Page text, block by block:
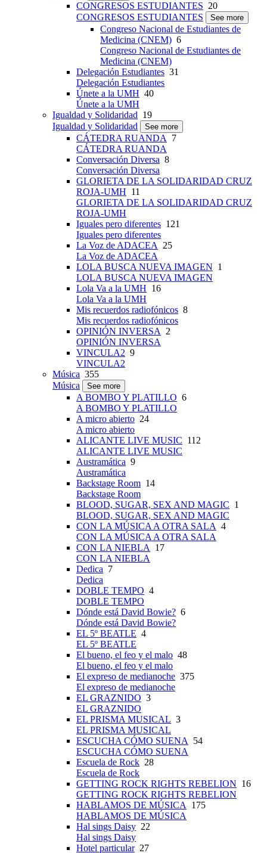
CONGRESOS ESTUDIANTES 20
CONGRESOS ESTUDIANTES
See more
Congreso Nacional de Estudiantes de
Medicina (CNEM) 6
Congreso Nacional de Estudiantes de
Medicina (CNEM)
Delegación Estudiantes 31
Delegación Estudiantes
Únete a la UMH 40
Únete a la UMH
Igualdad y Solidaridad 19
Igualdad y Solidaridad
See more
CÁTEDRA RUANDA
7
CÁTEDRA RUANDA
Conversación Diversa 8
Conversación Diversa
GLORIETA DE LA SOLIDARIDAD CRUZ
ROJA-UMH 11
GLORIETA DE LA SOLIDARIDAD CRUZ
ROJA-UMH
Iguales pero diferentes 121
Iguales pero diferentes
La Voz de ADACEA
25
La Voz de ADACEA
LOLA BUSCA NUEVA IMAGEN 1
LOLA BUSCA NUEVA IMAGEN
Lola Va a la UMH 16
Lola Va a la UMH
Mis recuerdos radiofónicos 8
Mis recuerdos radiofónicos
OPINIÓN INVERSA
2
OPINIÓN INVERSA
VINCULA2 9
VINCULA2
Música 355
Música
See more
A BOMBO Y PLATILLO 6
A BOMBO Y PLATILLO
A micro abierto 24
A micro abierto
ALICANTE LIVE MUSIC 112
ALICANTE LIVE MUSIC
Austramática 9
Austramática
Backstage Room 14
Backstage Room
BLOOD, SUGAR, SEX AND MAGIC 1
BLOOD, SUGAR, SEX AND MAGIC
CON LA MÚSICA A OTRA SALA 4
CON LA MÚSICA A OTRA SALA
CON LA NIEBLA
17
CON LA NIEBLA
Dedica 7
Dedica
DOBLE TEMPO 4
DOBLE TEMPO
Dónde está David Bowie? 6
Dónde está David Bowie?
EL 5º BEATLE 4
EL 5º BEATLE
El bueno, el feo y el malo 48
El bueno, el feo y el malo
El expreso de medianoche 375
El expreso de medianoche
EL GRAZNIDO 3
EL GRAZNIDO
EL PRISMA MUSICAL 3
EL PRISMA MUSICAL
ESCUCHA CÓMO SUENA
54
ESCUCHA CÓMO SUENA
Escuela de Rock 28
Escuela de Rock
GETTING ROCK RIGHTS REBELION 16
GETTING ROCK RIGHTS REBELION
HABLAMOS DE MÚSICA
175
HABLAMOS DE MÚSICA
Hal sings Daisy 22
Hal sings Daisy
Hotel particular27